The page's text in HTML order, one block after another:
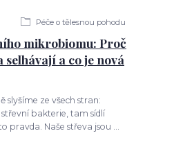
Péče o tělesnou pohodu
mikrobiomu: Proč
a co je nová
slyšíme ze všech stran:
bakterie, tam sídlí
pravda. Naše střeva jsou ...